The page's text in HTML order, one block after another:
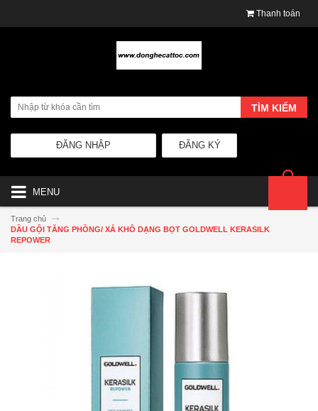
Thanh toán
TÌM KIẾM
ĐĂNG KÝ
ĐĂNG NHẬP
MENU
Trang chủ
DẦU GỘI TĂNG PHỒNG/ XẢ KHÔ DẠNG BỌT GOLDWELL KERASILK
REPOWER